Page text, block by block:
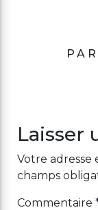
Laisser
Votre adresse
champs
Commentaire